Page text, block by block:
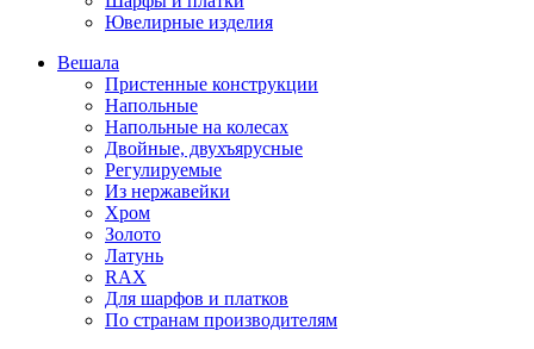
Ювелирные изделия
Вешала
Пристенные конструкции
Напольные
Напольные на колесах
Двойные, двухъярусные
Регулируемые
Из нержавейки
Хром
Золото
Латунь
RAX
Для шарфов и платков
По странам производителям